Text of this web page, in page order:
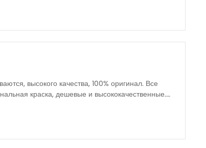
высокого качества, 100% оригинал. Все
краска, дешевые и высококачественные.